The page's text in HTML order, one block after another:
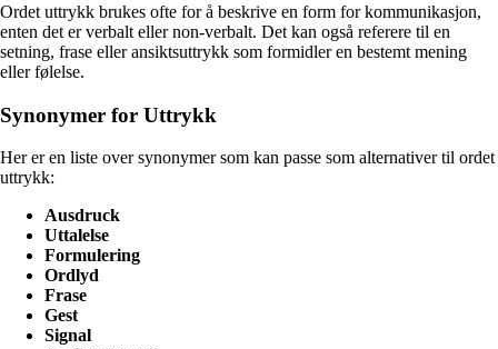
Ordet uttrykk brukes ofte for å beskrive en form for kommunikasjon,
enten det er verbalt eller non-verbalt. Det kan også referere til en
setning, frase eller ansiktsuttrykk som formidler en bestemt mening
eller følelse.
Synonymer for Uttrykk
Her er en liste over synonymer som kan passe som alternativer til ordet
uttrykk:
Ausdruck
Uttalelse
Formulering
Ordlyd
Frase
Gest
Signal